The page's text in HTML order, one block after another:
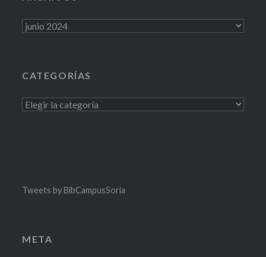
Archivos
CATEGORÍAS
Categorías
Tweets by BibCampusSoria
META